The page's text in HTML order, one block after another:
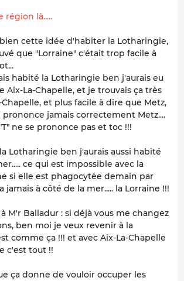
région là.....
cette idée d'habiter la Lotharingie,
que "Lorraine" c'était trop facile à
habité la Lotharingie ben j'aurais eu
Aix-La-Chapelle, et je trouvais ça très
Chapelle, et plus facile à dire que Metz,
jamais correctement Metz....
ne se prononce pas et toc !!!
Lotharingie ben j'aurais aussi habité
ce qui est impossible avec la
si elle est phagocytée demain par
jamais à côté de la mer..... la Lorraine !!!
M'r Balladur : si déjà vous me changez
ben moi je veux revenir à la
comme ça !!! et avec Aix-La-Chapelle
c'est tout !!
ça donne de vouloir occuper les